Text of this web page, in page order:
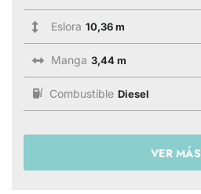
Eslora 10,36 m
Manga 3,44 m
Combustible Diesel
VER MÁS